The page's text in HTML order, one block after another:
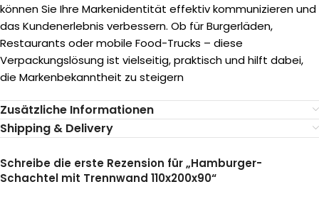
können Sie Ihre Markenidentität effektiv kommunizieren und
das Kundenerlebnis verbessern. Ob für Burgerläden,
Restaurants oder mobile Food-Trucks – diese
Verpackungslösung ist vielseitig, praktisch und hilft dabei,
die Markenbekanntheit zu steigern
Zusätzliche Informationen
Shipping & Delivery
Schreibe die erste Rezension für „Hamburger-
Schachtel mit Trennwand 110x200x90“